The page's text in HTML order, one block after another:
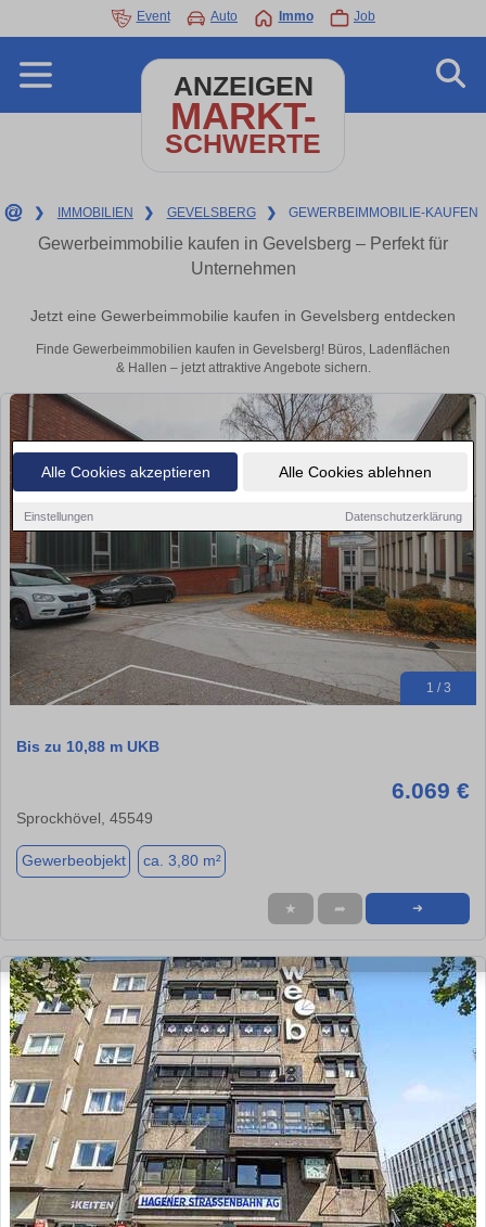
Alle Cookies akzeptieren Alle Cookies ablehnen
Einstellungen Datenschutzerklärung
Event Auto Immo Job
ANZEIGEN
MARKT-
SCHWERTE
❯ IMMOBILIEN ❯ GEVELSBERG ❯ GEWERBEIMMOBILIE-KAUFEN
Gewerbeimmobilie kaufen in Gevelsberg – Perfekt für
Unternehmen
Jetzt eine Gewerbeimmobilie kaufen in Gevelsberg entdecken
Finde Gewerbeimmobilien kaufen in Gevelsberg! Büros, Ladenflächen
& Hallen – jetzt attraktive Angebote sichern.
1 / 3
Bis zu 10,88 m UKB
6.069 €
Sprockhövel, 45549
Gewerbeobjekt ca. 3,80 m²
★ ➦ ➜